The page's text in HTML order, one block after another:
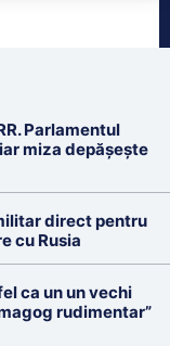
Parlamentul
miza depășește
direct pentru
cu Rusia
ca un un vechi
rudimentar”